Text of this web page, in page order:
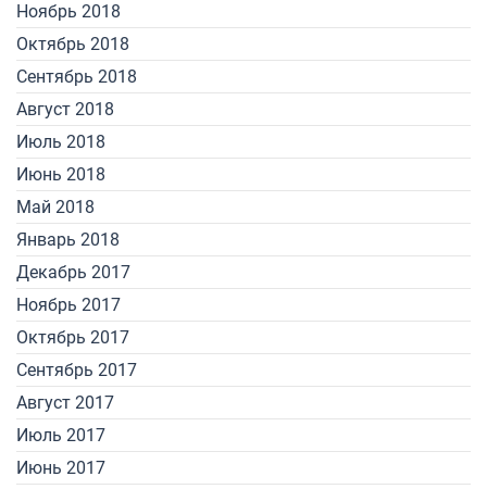
Ноябрь 2018
Октябрь 2018
Сентябрь 2018
Август 2018
Июль 2018
Июнь 2018
Май 2018
Январь 2018
Декабрь 2017
Ноябрь 2017
Октябрь 2017
Сентябрь 2017
Август 2017
Июль 2017
Июнь 2017